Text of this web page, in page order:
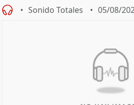
Sonido Totales 05/08/